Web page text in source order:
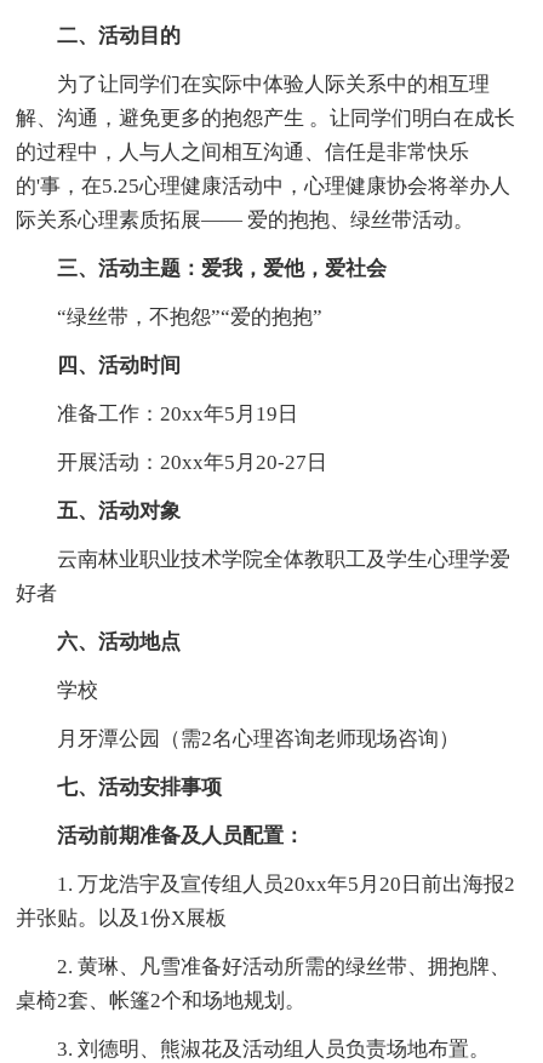
二、活动目的
为了让同学们在实际中体验人际关系中的相互理
解、沟通，避免更多的抱怨产生 。让同学们明白在成长
的过程中，人与人之间相互沟通、信任是非常快乐
的'事，在5.25心理健康活动中，心理健康协会将举办人
际关系心理素质拓展—— 爱的抱抱、绿丝带活动。
三、活动主题：爱我，爱他，爱社会
“绿丝带，不抱怨”“爱的抱抱”
四、活动时间
准备工作：20xx年5月19日
开展活动：20xx年5月20-27日
五、活动对象
云南林业职业技术学院全体教职工及学生心理学爱
好者
六、活动地点
学校
月牙潭公园（需2名心理咨询老师现场咨询）
七、活动安排事项
活动前期准备及人员配置：
1. 万龙浩宇及宣传组人员20xx年5月20日前出海报2
并张贴。以及1份X展板
2. 黄琳、凡雪准备好活动所需的绿丝带、拥抱牌、
桌椅2套、帐篷2个和场地规划。
3. 刘德明、熊淑花及活动组人员负责场地布置。